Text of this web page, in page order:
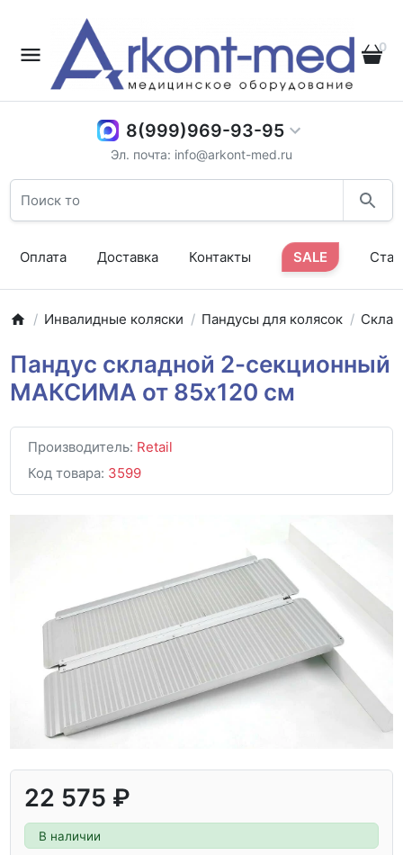
0
8(999)969-93-95
Эл. почта: info@arkont-med.ru
Оплата Доставка Контакты SALE
Инвалидные коляски Пандусы для колясок
Пандус складной 2-секционный
МАКСИМА от 85х120 см
Производитель: Retail
Код товара: 3599
22 575 ₽
В наличии